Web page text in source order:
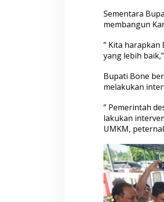
R
e
h
b
K
n
o
D
e
s
M
a
l
l
a
r
i
Sementara
membangun
” Kita
yang lebih
Bupati Bone
melakukan
” Pemerintah
lakukan
UMKM,